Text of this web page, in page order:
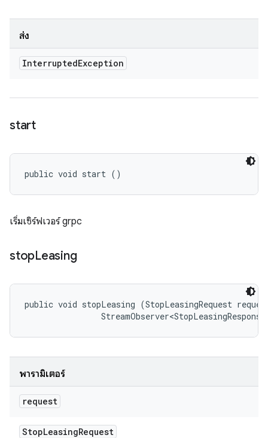
ส่ง
InterruptedException
start
public void start ()
เริ่มเซิร์ฟเวอร์ grpc
stopLeasing
public void stopLeasing (StopLeasingRequest
พารามิเตอร์
request
StopLeasingRequest